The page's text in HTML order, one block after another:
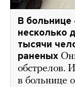
В
несколько
тысячи
раненых
обстрелов.
в больнице